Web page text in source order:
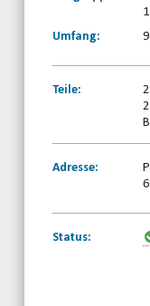
Umfang:
Teile:
Adresse:
Status: